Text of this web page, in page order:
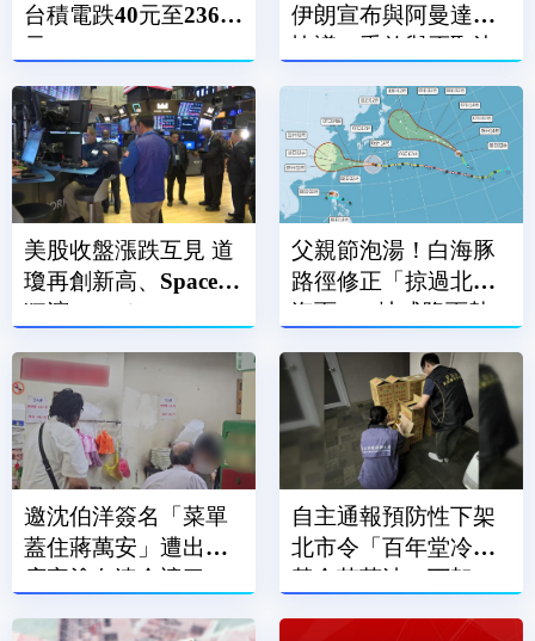
台積電跌40元至2365
元
伊朗宣布與阿曼達成
協議：重啟與否取決
美股收盤漲跌互見 道
瓊再創新高、SpaceX
狂瀉13.61％
父親節泡湯！白海豚
路徑修正「掠過北部
海面」 2地成降雨熱
邀沈伯洋簽名「菜單
蓋住蔣萬安」遭出征
店家塗白漆全遮了
自主通報預防性下架
北市令「百年堂冷壓
黃金苦茶油」下架